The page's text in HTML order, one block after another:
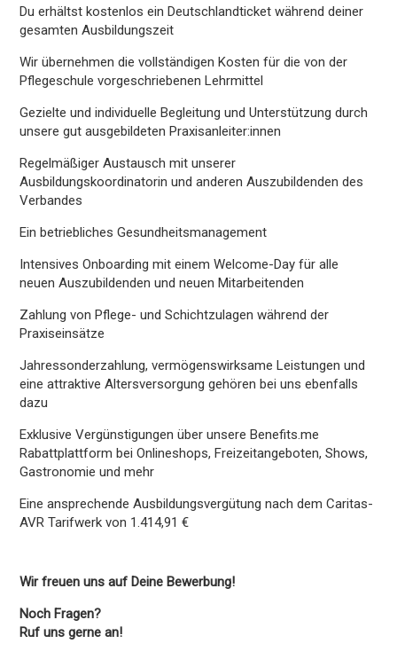
Du erhältst kostenlos ein Deutschlandticket während deiner
gesamten Ausbildungszeit
Wir übernehmen die vollständigen Kosten für die von der
Pflegeschule vorgeschriebenen Lehrmittel
Gezielte und individuelle Begleitung und Unterstützung durch
unsere gut ausgebildeten Praxisanleiter:innen
Regelmäßiger Austausch mit unserer
Ausbildungskoordinatorin und anderen Auszubildenden des
Verbandes
Ein betriebliches Gesundheitsmanagement
Intensives Onboarding mit einem Welcome-Day für alle
neuen Auszubildenden und neuen Mitarbeitenden
Zahlung von Pflege- und Schichtzulagen während der
Praxiseinsätze
Jahressonderzahlung, vermögenswirksame Leistungen und
eine attraktive Altersversorgung gehören bei uns ebenfalls
dazu
Exklusive Vergünstigungen über unsere Benefits.me
Rabattplattform bei Onlineshops, Freizeitangeboten, Shows,
Gastronomie und mehr
Eine ansprechende Ausbildungsvergütung nach dem Caritas-
AVR Tarifwerk von 1.414,91 €
Wir freuen uns auf Deine Bewerbung!
Noch Fragen?
Ruf uns gerne an!